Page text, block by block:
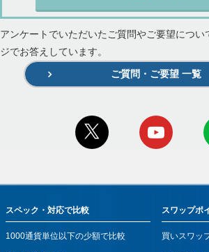
アンケートでいただいたご質問やご要望につい
ジでお答えしています。
ご質問・ご要望 一覧
スペック・対応で比較
1000通貨単位以下の少額で比較
スワップポ
買いスワッ